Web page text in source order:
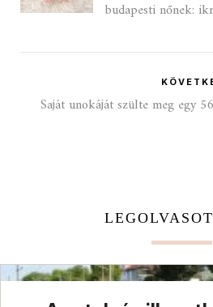
budapesti nőnek:
Saját unokáját szülte meg egy